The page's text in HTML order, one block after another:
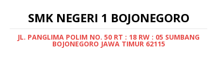
SMK NEGERI 1 BOJONEGORO
JL. PANGLIMA POLIM NO. 50 RT : 18 RW : 05 SUMBANG
BOJONEGORO JAWA TIMUR 62115